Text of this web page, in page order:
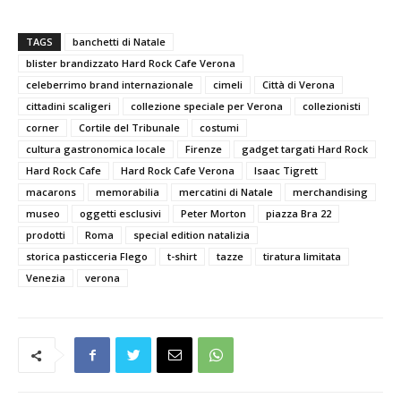
TAGS
banchetti di Natale
blister brandizzato Hard Rock Cafe Verona
celeberrimo brand internazionale
cimeli
Città di Verona
cittadini scaligeri
collezione speciale per Verona
collezionisti
corner
Cortile del Tribunale
costumi
cultura gastronomica locale
Firenze
gadget targati Hard Rock
Hard Rock Cafe
Hard Rock Cafe Verona
Isaac Tigrett
macarons
memorabilia mercatini di Natale
merchandising
museo
oggetti esclusivi Peter Morton
piazza Bra 22
prodotti
Roma
special edition natalizia
storica pasticceria Flego
t-shirt tazze
tiratura limitata
Venezia
verona